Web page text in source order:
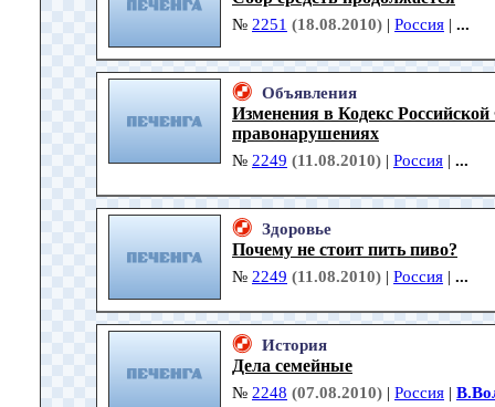
№ 2251 (18.08.2010) | Россия | ...
Объявления
Изменения в Кодекс
правонарушениях
№ 2249 (11.08.2010) | Россия | ...
Здоровье
Почему не стоит пить пиво?
№ 2249 (11.08.2010) | Россия | ...
История
Дела семейные
№ 2248 (07.08.2010) | Россия |